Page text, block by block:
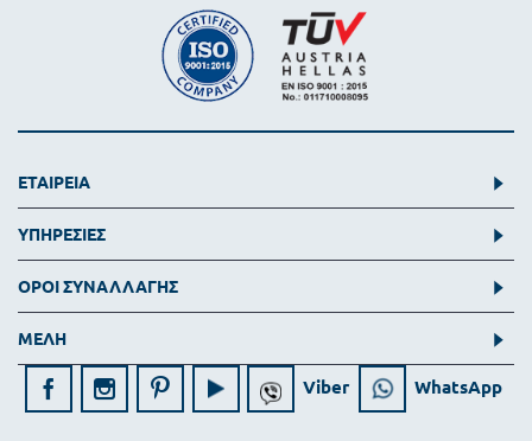
ΕΤΑΙΡΕΙΑ
ΥΠΗΡΕΣΙΕΣ
ΟΡΟΙ ΣΥΝΑΛΛΑΓΗΣ
ΜΕΛΗ
Viber WhatsApp